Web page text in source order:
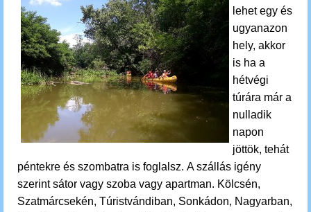
lehet egy és
ugyanazon
hely, akkor
is ha a
hétvégi
túrára már a
nulladik
napon
jöttök, tehát
péntekre és szombatra is foglalsz. A szállás igény
szerint sátor vagy szoba vagy apartman. Kölcsén,
Szatmárcsekén, Túristvándiban, Sonkádon, Nagyarban,